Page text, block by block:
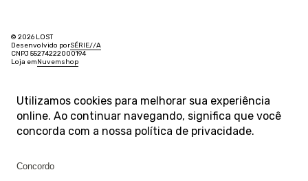
© 2026 LOST
Desenvolvido porSÉRIE//A
CNPJ 55274222000194
Loja emNuvemshop
Utilizamos cookies para melhorar sua experiência
online. Ao continuar navegando, significa que você
concorda com a nossa política de privacidade.
Concordo